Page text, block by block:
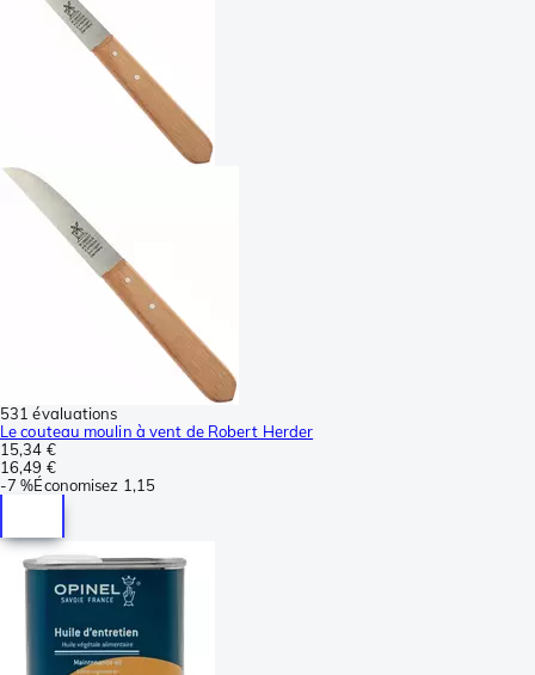
531 évaluations
Le couteau moulin à vent de Robert Herder
15,34 €
16,49 €
-7 %Économisez 1,15